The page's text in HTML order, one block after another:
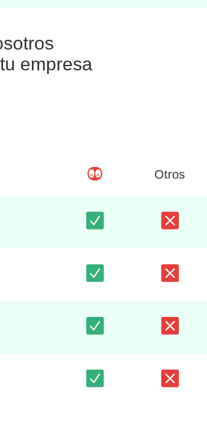
empresa
Otros